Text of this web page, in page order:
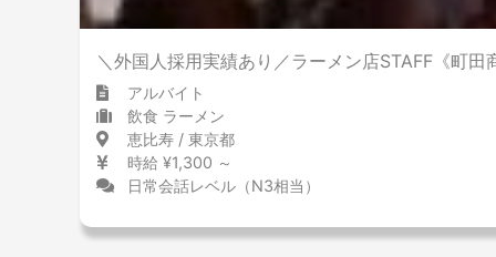
＼外国人採用実績あり／ラーメン店STAFF《町
アルバイト
飲食 ラーメン
恵比寿 / 東京都
時給 ¥1,300 ～
日常会話レベル（N3相当）